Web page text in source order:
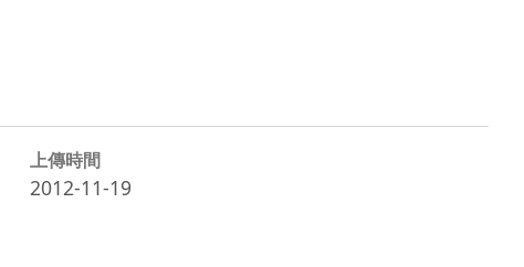
上傳時間
2012-11-19